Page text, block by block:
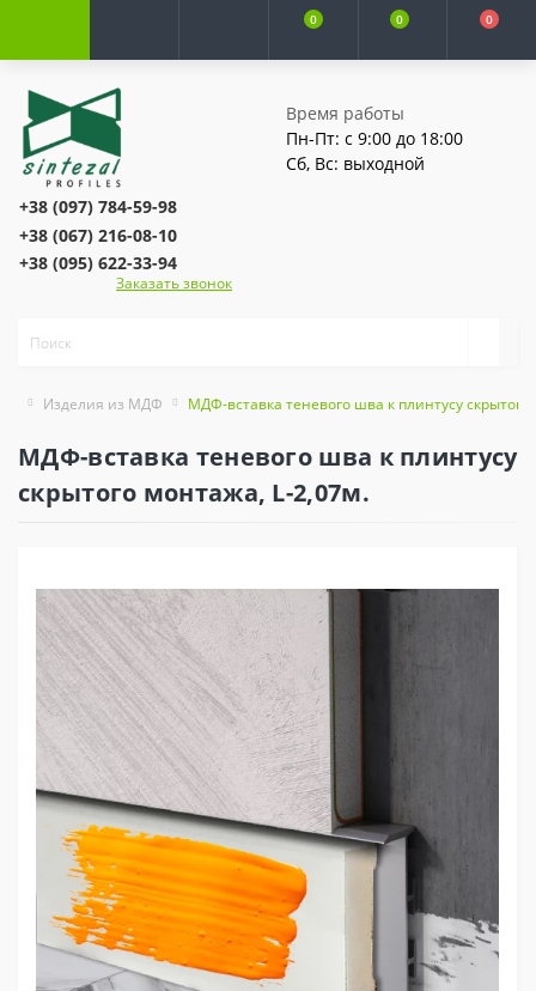
0 0 0
Время работы
Пн-Пт: с 9:00 до 18:00
Сб, Вс: выходной
+38 (097) 784-59-98
+38 (067) 216-08-10
+38 (095) 622-33-94
Заказать звонок
Изделия из МДФ МДФ-вставка теневого шва к плинтусу
МДФ-вставка теневого шва к плинтусу
скрытого монтажа, L-2,07м.